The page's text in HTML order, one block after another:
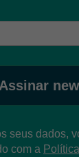
Assinar
seus dados,
com a